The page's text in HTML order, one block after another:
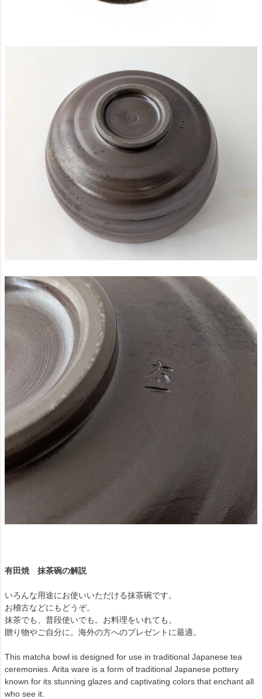
有田焼 抹茶碗の解説
いろんな用途にお使いいただける抹茶碗です。
お稽古などにもどうぞ。
抹茶でも、普段使いでも。お料理をいれても。
贈り物やご自分に。海外の方へのプレゼントに最適。
This matcha bowl is designed for use in traditional Japanese tea
ceremonies. Arita ware is a form of traditional Japanese pottery
known for its stunning glazes and captivating colors that enchant all
who see it.